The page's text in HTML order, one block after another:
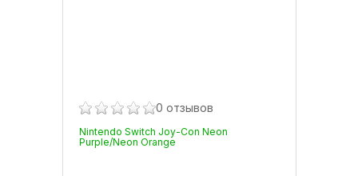
0 отзывов
Nintendo Switch Joy-Con Neon
Purple/Neon Orange